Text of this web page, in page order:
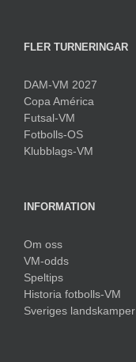
FLER TURNERINGAR
DAM-VM 2027
Copa América
Futsal-VM
Fotbolls-OS
Klubblags-VM
INFORMATION
Om oss
VM-odds
Speltips
Historia fotbolls-VM
Sveriges landskamper